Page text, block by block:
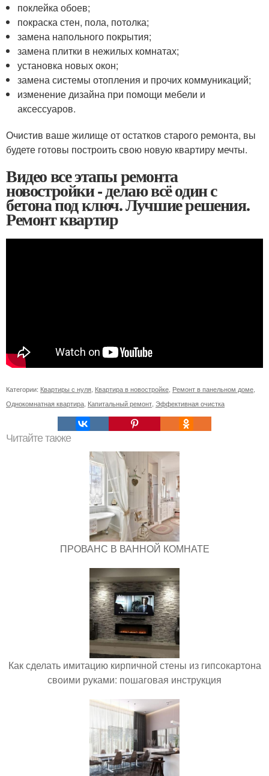
поклейка обоев;
покраска стен, пола, потолка;
замена напольного покрытия;
замена плитки в нежилых комнатах;
установка новых окон;
замена системы отопления и прочих коммуникаций;
изменение дизайна при помощи мебели и
аксессуаров.
Очистив ваше жилище от остатков старого ремонта, вы
будете готовы построить свою новую квартиру мечты.
Видео все этапы ремонта
новостройки - делаю всё один с
бетона под ключ. Лучшие решения.
Ремонт квартир
Категории: Квартиры с нуля, Квартира в новостройке, Ремонт в панельном доме,
Однокомнатная квартира, Капитальный ремонт, Эффективная очистка
Читайте также
ПРОВАНС В ВАННОЙ КОМНАТЕ
Как сделать имитацию кирпичной стены из гипсокартона
своими руками: пошаговая инструкция